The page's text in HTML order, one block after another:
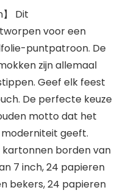
Dit
voor een
puntpatroon. De
zijn allemaal
Geef elk feest
De perfecte keuze
motto dat het
geeft.
kartonnen borden van
7 inch, 24 papieren
bekers, 24 papieren